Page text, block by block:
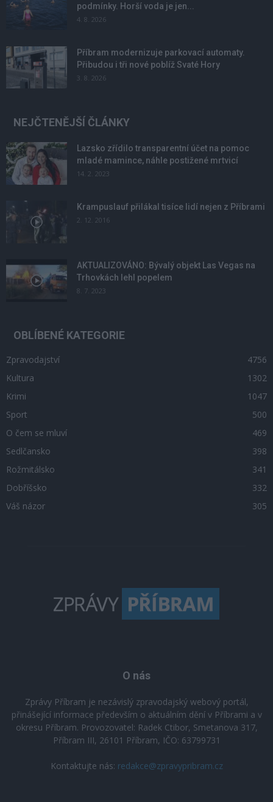
podmínky. Horší voda je jen...
4. 8. 2026
Příbram modernizuje parkovací automaty.
Přibudou i tři nové poblíž Svaté Hory
3. 8. 2026
NEJČTENĚJŠÍ ČLÁNKY
Lazsko zřídilo transparentní účet na pomoc
mladé mamince, náhle postižené mrtvicí
14. 2. 2023
Krampuslauf přilákal tisíce lidí nejen z Příbrami
2. 12. 2016
AKTUALIZOVÁNO: Bývalý objekt Las Vegas na
Trhovkách lehl popelem
8. 7. 2023
OBLÍBENÉ KATEGORIE
Zpravodajství
4756
Kultura
1302
Krimi
1047
Sport
500
O čem se mluví
469
Sedlčansko
398
Rožmitálsko
341
Dobříšsko
332
Váš názor
305
O nás
Zprávy Příbram je nezávislý zpravodajský webový portál,
přinášející informace především o aktuálním dění v Příbrami a v
okresu Příbram. Provozovatel: Radek Ctibor, Smetanova 317,
Příbram III, 26101 Příbram, IČO: 63799731
Kontaktujte nás: redakce@zpravypribram.cz